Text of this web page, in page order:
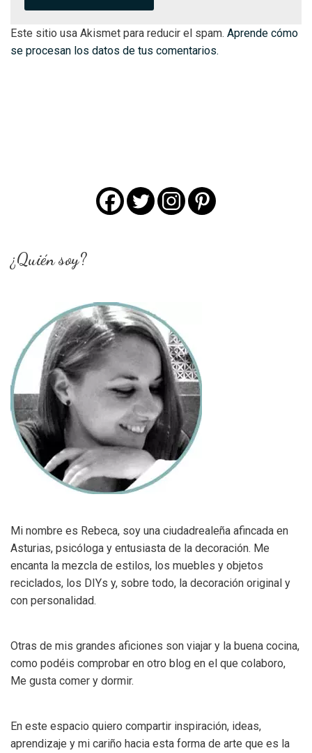
Este sitio usa Akismet para reducir el spam. Aprende cómo
se procesan los datos de tus comentarios.
¿Quién soy?
Mi nombre es Rebeca, soy una ciudadrealeña afincada en
Asturias, psicóloga y entusiasta de la decoración. Me
encanta la mezcla de estilos, los muebles y objetos
reciclados, los DIYs y, sobre todo, la decoración original y
con personalidad.
Otras de mis grandes aficiones son viajar y la buena cocina,
como podéis comprobar en otro blog en el que colaboro,
Me gusta comer y dormir.
En este espacio quiero compartir inspiración, ideas,
aprendizaje y mi cariño hacia esta forma de arte que es la